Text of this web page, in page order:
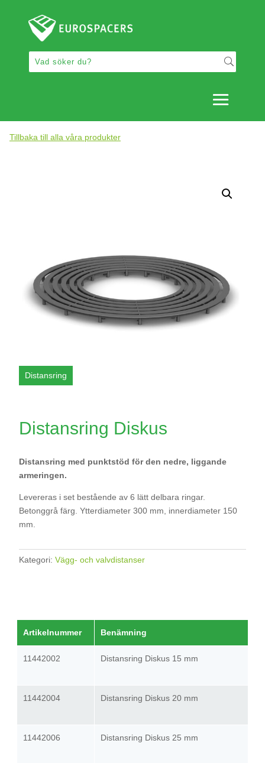
Tillbaka till alla våra produkter
Distansring Diskus
Distansring med punktstöd för den nedre, liggande
armeringen.
Levereras i set bestående av 6 lätt delbara ringar.
Betonggrå färg. Ytterdiameter 300 mm, innerdiameter 150
mm.
Kategori: Vägg- och valvdistanser
Artikelnummer Benämning
11442002 Distansring Diskus 15 mm
11442004 Distansring Diskus 20 mm
11442006 Distansring Diskus 25 mm